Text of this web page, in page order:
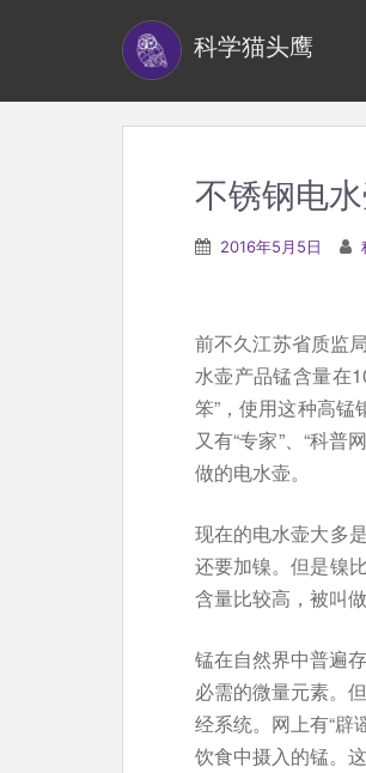
科学猫头鹰
不锈钢电
2016年5月5日
前不久江苏省质监
水壶产品锰含量在
笨”，使用这种高
又有“专家”、“科
做的电水壶。
现在的电水壶大多
还要加镍。但是镍
含量比较高，被叫做
锰在自然界中普遍
必需的微量元素。
经系统。网上有“辟
饮食中摄入的锰。